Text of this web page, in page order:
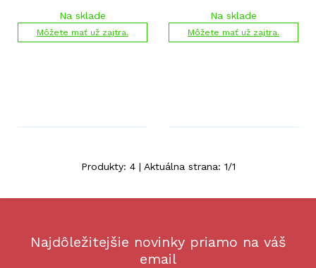
Na sklade
Môžete mať už zajtra.
Na sklade
Môžete mať už zajtra.
Produkty: 4| Aktuálna strana: 1/1
Najdôležitejšie novinky priamo na váš
email